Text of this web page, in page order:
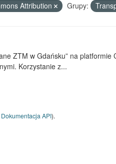
Attribution Grupy:
ZTM w Gdańsku” na
Korzystanie z...
Dokumentacja API).